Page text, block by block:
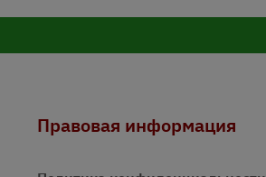
Правовая информация